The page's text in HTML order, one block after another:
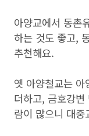
아양교에서 동촌
하는 것도 좋고,
추천해요.
옛 아양철교는
더하고, 금호강
람이 많으니 대